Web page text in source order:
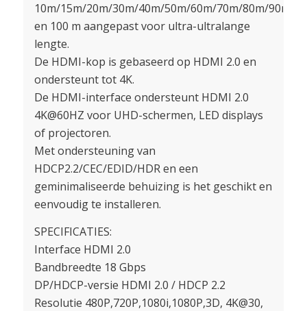
10m/15m/20m/30m/40m/50m/60m/70m/80m/90m
en 100 m aangepast voor ultra-ultralange
lengte.
De HDMI-kop is gebaseerd op HDMI 2.0 en
ondersteunt tot 4K.
De HDMI-interface ondersteunt HDMI 2.0
4K@60HZ voor UHD-schermen, LED displays
of projectoren.
Met ondersteuning van
HDCP2.2/CEC/EDID/HDR en een
geminimaliseerde behuizing is het geschikt en
eenvoudig te installeren.
SPECIFICATIES:
Interface HDMI 2.0
Bandbreedte 18 Gbps
DP/HDCP-versie HDMI 2.0 / HDCP 2.2
Resolutie 480P,720P,1080i,1080P,3D, 4K@30,